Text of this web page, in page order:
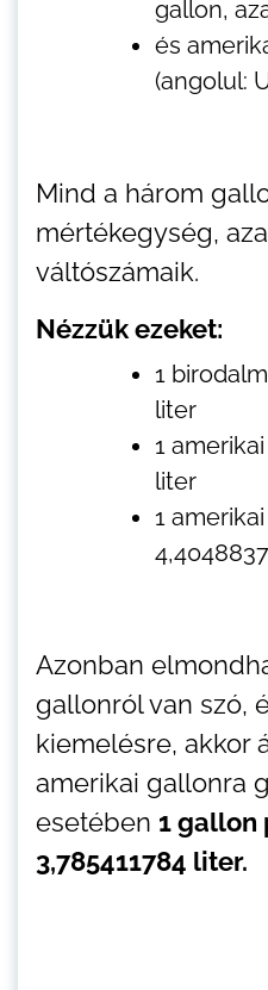
gallon,
és
(angolul:
Mind a három
mértékegység,
váltószámaik.
Nézzük ezeket:
1
liter
1
liter
1
Azonban
gallonról van szó,
kiemelésre, akkor
amerikai gallonra
esetében 1 gallon
3,785411784 liter.